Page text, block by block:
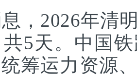
，2026年清
5天。中国
筹运力资源